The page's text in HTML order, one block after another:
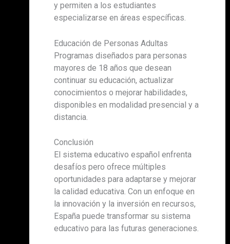
y permiten a los estudiantes
especializarse en áreas específicas.
Educación de Personas Adultas
Programas diseñados para personas
mayores de 18 años que desean
continuar su educación, actualizar
conocimientos o mejorar habilidades,
disponibles en modalidad presencial y a
distancia.
Conclusión
El sistema educativo español enfrenta
desafíos pero ofrece múltiples
oportunidades para adaptarse y mejorar
la calidad educativa. Con un enfoque en
la innovación y la inversión en recursos,
España puede transformar su sistema
educativo para las futuras generaciones.